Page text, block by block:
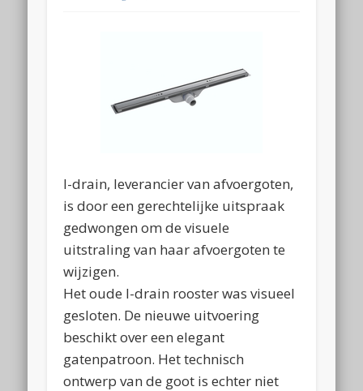
I-drain, leverancier van afvoergoten,
is door een gerechtelijke uitspraak
gedwongen om de visuele
uitstraling van haar afvoergoten te
wijzigen.
Het oude I-drain rooster was visueel
gesloten. De nieuwe uitvoering
beschikt over een elegant
gatenpatroon. Het technisch
ontwerp van de goot is echter niet